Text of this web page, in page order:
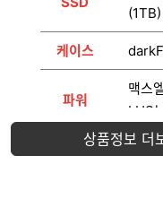
(1TB)
케이스
파워
맥스
LUS
운영체제 미포
상품정보 더